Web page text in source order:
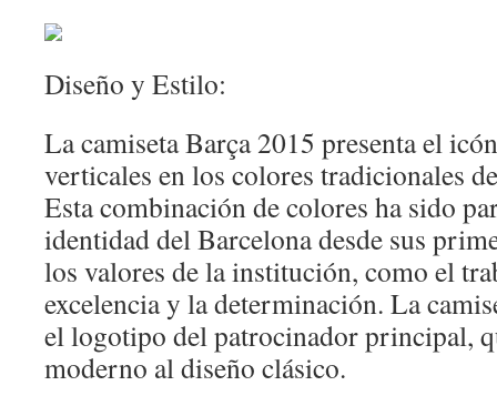
Diseño y Estilo:
La camiseta Barça 2015 presenta el
verticales en los colores tradicionales
Esta combinación de colores ha sido
identidad del Barcelona desde sus
los valores de la institución, como el
excelencia y la determinación. La
el logotipo del patrocinador principal,
moderno al diseño clásico.